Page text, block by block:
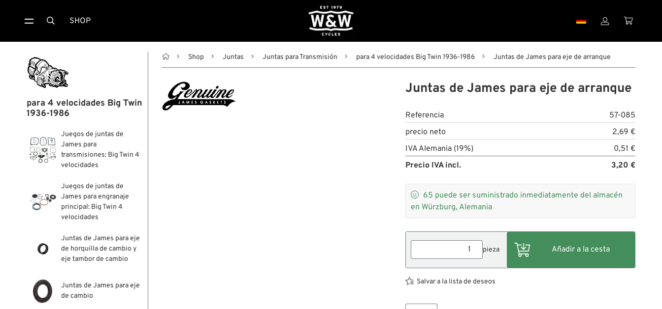
 SHOP  
para 4 velocidades Big Twin
1936-1986
Juegos de juntas de
James para
transmisiones: Big Twin 4
velocidades
Juegos de juntas de
James para engranaje
principal: Big Twin 4
velocidades
Juntas de James para eje
de horquilla de cambio y
eje tambor de cambio
Juntas de James para eje
de cambio
 Shop Juntas Juntas para Transmisión para 4 velocidades Big Twin 1936-1986 Juntas de James para eje de arranque
Juntas de James para eje de arranque
Referencia
57-085
precio neto
2,69 €
IVA Alemania (19%)
0,51 €
Precio IVA incl.
3,20 €
 65 puede ser suministrado inmediatamente del almacén
en Würzburg, Alemania
pieza
Salvar a la lista de deseos